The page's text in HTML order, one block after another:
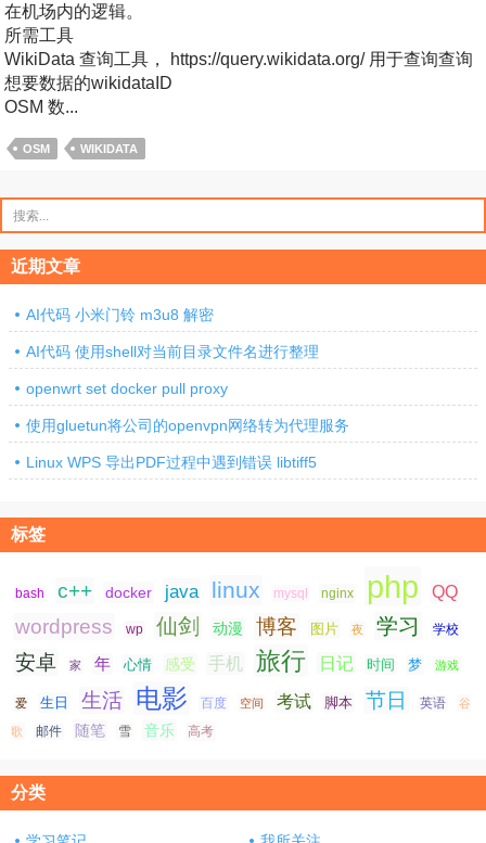
在机场内的逻辑。
所需工具
WikiData 查询工具， https://query.wikidata.org/ 用于查询查询
想要数据的wikidataID
OSM 数...
OSM WIKIDATA
索：
近期文章
AI代码 小米门铃 m3u8 解密
AI代码 使用shell对当前目录文件名进行整理
openwrt set docker pull proxy
使用gluetun将公司的openvpn网络转为代理服务
Linux WPS 导出PDF过程中遇到错误 libtiff5
标签
bash c++ docker java linux mysql nginx php QQ
wordpress wp 仙剑 动漫 博客 图片 夜 学习 学校
安卓 家 年 心情 感受 手机 旅行 日记 时间 梦 游戏
爱 生日 生活 电影 百度 空间 考试 脚本 节日 英语 谷
歌 邮件 随笔 雪 音乐 高考
分类